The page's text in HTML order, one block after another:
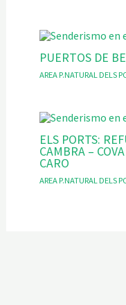
PUERTOS DE
AREA P.NATURAL DELS
ELS PORTS:
CAMBRA –
CARO
AREA P.NATURAL DELS